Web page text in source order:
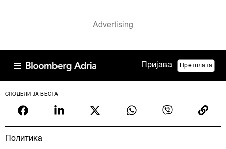
Пријава Претплата
СПОДЕЛИ ЈА ВЕСТА
Политика